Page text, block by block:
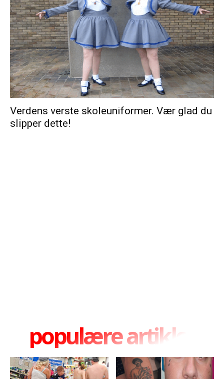
Verdens verste skoleuniformer. Vær glad du
slipper dette!
populære artikler